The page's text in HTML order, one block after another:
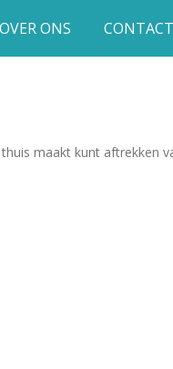
OVER ONS CONTACT
maakt kunt aftrekken